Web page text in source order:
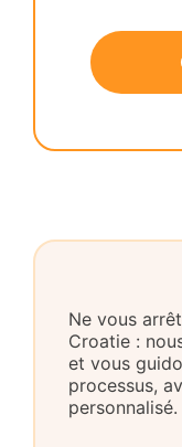
Ne vous
Croatie :
et vous
processus,
personnalisé.